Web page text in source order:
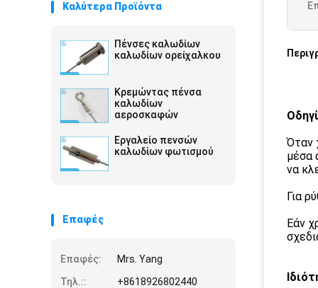
Καλύτερα Προϊόντα
Πένσες καλωδίων
καλωδίων ορείχαλκου
Κρεμώντας πένσα
καλωδίων
αεροσκαφών
Εργαλείο πενσών
καλωδίων φωτισμού
Επαφές
Επαφές:
Mrs. Yang
Τηλ.::
+8618926802440
Όταν
μέσα
να
Για
Εάν